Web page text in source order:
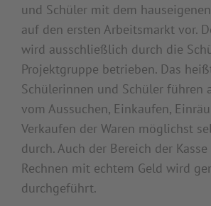
und Schüler mit dem
auf den ersten Arbeitsmarkt vor.
wird ausschließlich durch die
Projektgruppe betrieben. Das
Schülerinnen und Schüler führen
vom Aussuchen, Einkaufen,
Verkaufen der Waren möglichst
durch. Auch der Bereich der
Rechnen mit echtem Geld wird
durchgeführt.